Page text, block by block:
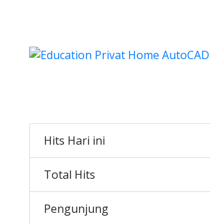
Hits Hari ini
Total Hits
Pengunjung